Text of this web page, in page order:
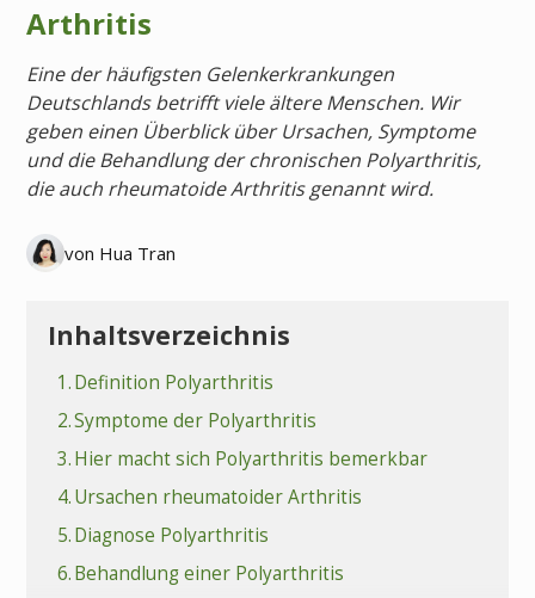
Arthritis
Eine der häufigsten Gelenkerkrankungen
Deutschlands betrifft viele ältere Menschen. Wir
geben einen Überblick über Ursachen, Symptome
und die Behandlung der chronischen Polyarthritis,
die auch rheumatoide Arthritis genannt wird.
von Hua Tran
Inhaltsverzeichnis
1.Definition Polyarthritis
2.Symptome der Polyarthritis
3.Hier macht sich Polyarthritis bemerkbar
4.Ursachen rheumatoider Arthritis
5.Diagnose Polyarthritis
6.Behandlung einer Polyarthritis